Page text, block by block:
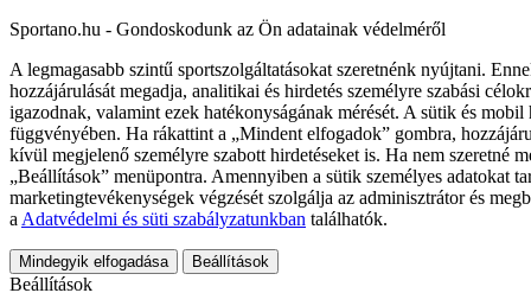
Sportano.hu - Gondoskodunk az Ön adatainak védelméről
A legmagasabb szintű sportszolgáltatásokat szeretnénk nyújtani.
hozzájárulását megadja, analitikai és hirdetés személyre szabási
igazodnak, valamint ezek hatékonyságának mérését. A sütik és
függvényében. Ha rákattint a „Mindent elfogadok” gombra,
kívül megjelenő személyre szabott hirdetéseket is. Ha nem szeretné
„Beállítások” menüpontra. Amennyiben a sütik személyes adatokat
marketingtevékenységek végzését szolgálja az adminisztrátor és
a Adatvédelmi és süti szabályzatunkban találhatók.
Mindegyik elfogadása Beállítások
Beállítások